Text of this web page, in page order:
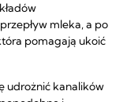
mleka, a po
pomagają ukoić
udrożnić kanalików